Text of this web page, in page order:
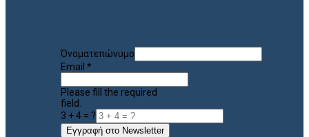
Όνοματεπώνυμο
Email *
Please fill the required
field.
3 + 4 = ?
Εγγραφή στο Newsletter